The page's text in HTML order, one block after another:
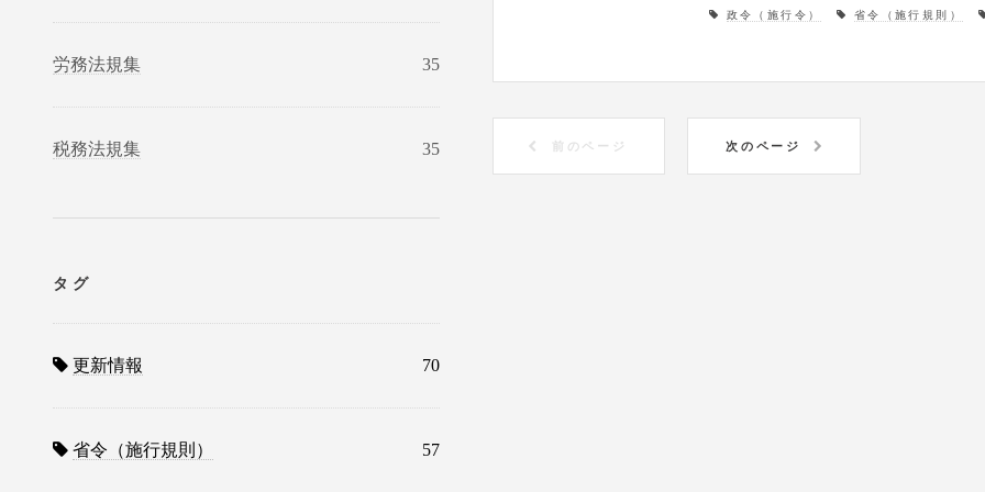
政令（施行令） 省令（施行規則）
前のページ 次のページ
労務法規集 35
税務法規集 35
タグ
更新情報 70
省令（施行規則） 57